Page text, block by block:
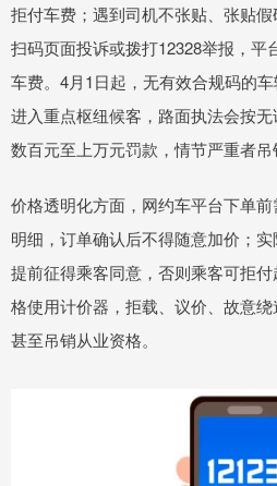
拒付车费；遇到司机不张贴、张贴
扫码页面投诉或拨打12328举报，平
车费。4月1日起，无有效合规码的
进入重点枢纽候客，路面执法会按
数百元至上万元罚款，情节严重者吊
价格透明化方面，网约车平台下单
明细，订单确认后不得随意加价；
提前征得乘客同意，否则乘客可拒
格使用计价器，拒载、议价、故意绕
甚至吊销从业资格。